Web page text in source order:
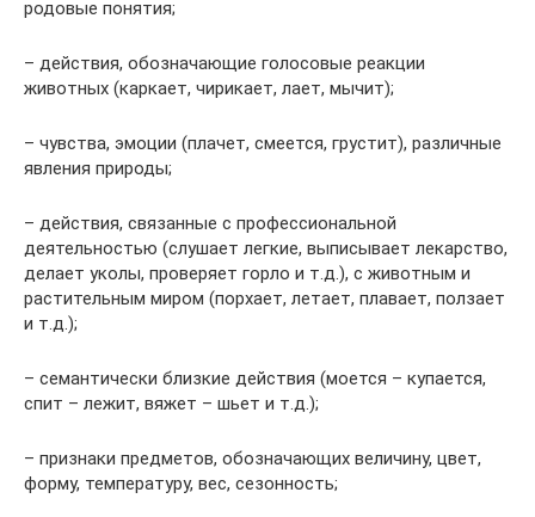
родовые понятия;
– действия, обозначающие голосовые реакции
животных (каркает, чирикает, лает, мычит);
– чувства, эмоции (плачет, смеется, грустит), различные
явления природы;
– действия, связанные с профессиональной
деятельностью (слушает легкие, выписывает лекарство,
делает уколы, проверяет горло и т.д.), с животным и
растительным миром (порхает, летает, плавает, ползает
и т.д.);
– семантически близкие действия (моется – купается,
спит – лежит, вяжет – шьет и т.д.);
– признаки предметов, обозначающих величину, цвет,
форму, температуру, вес, сезонность;